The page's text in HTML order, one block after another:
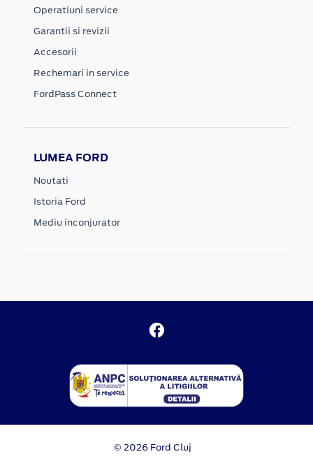
Operatiuni service
Garantii si revizii
Accesorii
Rechemari in service
FordPass Connect
LUMEA FORD
Noutati
Istoria Ford
Mediu inconjurator
© 2026 Ford Cluj